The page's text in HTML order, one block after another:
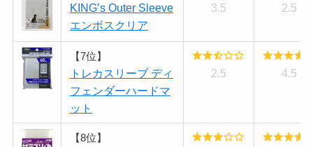
KING’s Outer Sleeve
エンボスクリア
3.5 2.5
【7位】
トレカスリーブ ディ
フェンダーハードマ
ット
2.5 4.5
【8位】